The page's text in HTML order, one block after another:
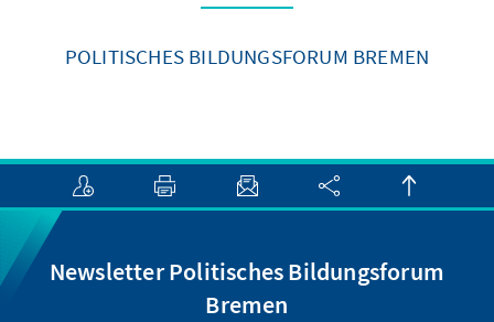
POLITISCHES BILDUNGSFORUM BREMEN
Newsletter Politisches Bildungsforum
Bremen